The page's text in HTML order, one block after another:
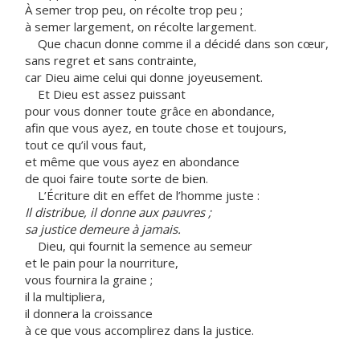
À semer trop peu, on récolte trop peu ;
à semer largement, on récolte largement.
Que chacun donne comme il a décidé dans son cœur,
sans regret et sans contrainte,
car Dieu aime celui qui donne joyeusement.
Et Dieu est assez puissant
pour vous donner toute grâce en abondance,
afin que vous ayez, en toute chose et toujours,
tout ce qu’il vous faut,
et même que vous ayez en abondance
de quoi faire toute sorte de bien.
L’Écriture dit en effet de l’homme juste :
Il distribue, il donne aux pauvres ;
sa justice demeure à jamais.
Dieu, qui fournit la semence au semeur
et le pain pour la nourriture,
vous fournira la graine ;
il la multipliera,
il donnera la croissance
à ce que vous accomplirez dans la justice.